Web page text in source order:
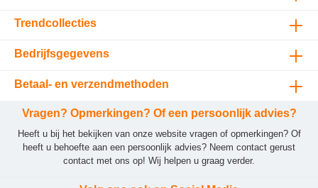
Trendcollecties
Bedrijfsgegevens
Betaal- en verzendmethoden
Vragen? Opmerkingen? Of een persoonlijk advies?
Heeft u bij het bekijken van onze website vragen of opmerkingen? Of
heeft u behoefte aan een persoonlijk advies? Neem contact gerust
contact met ons op! Wij helpen u graag verder.